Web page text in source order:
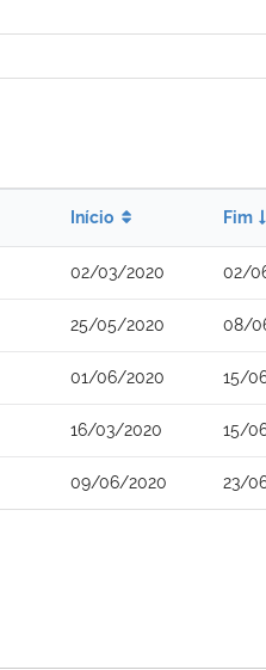
Início Fim
02/03/2020 02/
25/05/2020 08/
01/06/2020 15/
16/03/2020 15/
09/06/2020 23/